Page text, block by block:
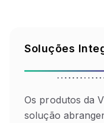
Soluções
Os produtos da
solução